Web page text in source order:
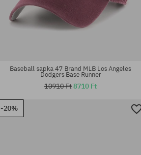
Baseball sapka 47 Brand MLB Los Angeles
Dodgers Base Runner
10910 Ft8710 Ft
-20%